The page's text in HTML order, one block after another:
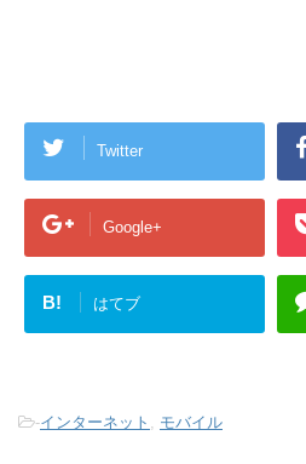
Twitter
Google+
B! はてブ
-インターネット モバイル